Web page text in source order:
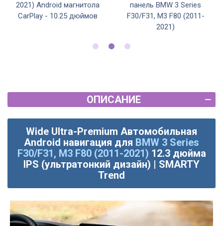
2021) Android магнитола
CarPlay - 10.25 дюймов
панель BMW 3 Series
F30/F31, M3 F80 (2011-
2021)
ОПИСАНИЕ
Wide Ultra-Premium Автомобильная
Android навигация для BMW 3 Series
F30/F31, M3 F80 (2011-2021) 12.3 дюйма
IPS (ультратонкий дизайн) | SMARTY
Trend